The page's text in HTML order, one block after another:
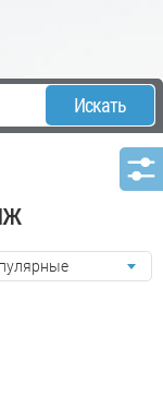
Искать